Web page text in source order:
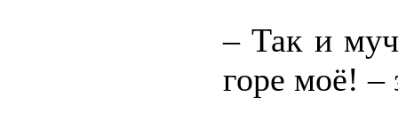
– Так и
горе моё! –